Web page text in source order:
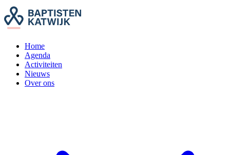
Home
Agenda
Activiteiten
Nieuws
Over ons